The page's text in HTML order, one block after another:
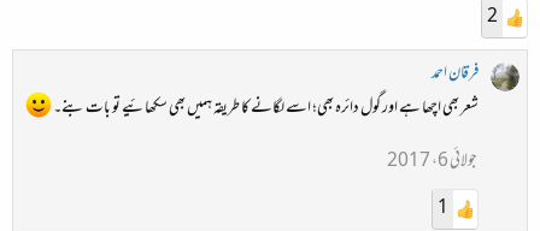
2
فرقان احمد
شعر بھی اچھا ہے اور گول دائرہ بھی؛ اسے لگانے کا طریقہ ہمیں بھی سکھائیے تو بات بنے۔
جولائی 6، 2017
1